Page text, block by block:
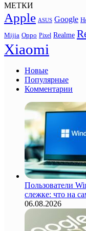
МЕТКИ
Apple ASUS Google
Mijia Oppo Pixel Realme
Xiaomi
Новые
Популярные
Комментарии
Пользователи
слежке: что на
06.08.2026